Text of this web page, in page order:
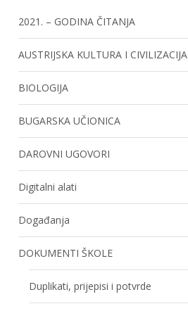
2021. – GODINA ČITANJA
AUSTRIJSKA KULTURA I CIVILIZACIJA
BIOLOGIJA
BUGARSKA UČIONICA
DAROVNI UGOVORI
Digitalni alati
Događanja
DOKUMENTI ŠKOLE
Duplikati, prijepisi i potvrde